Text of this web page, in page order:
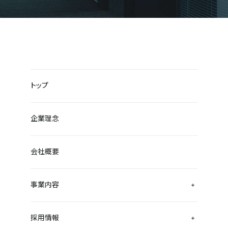
トップ
企業理念
会社概要
事業内容
採用情報